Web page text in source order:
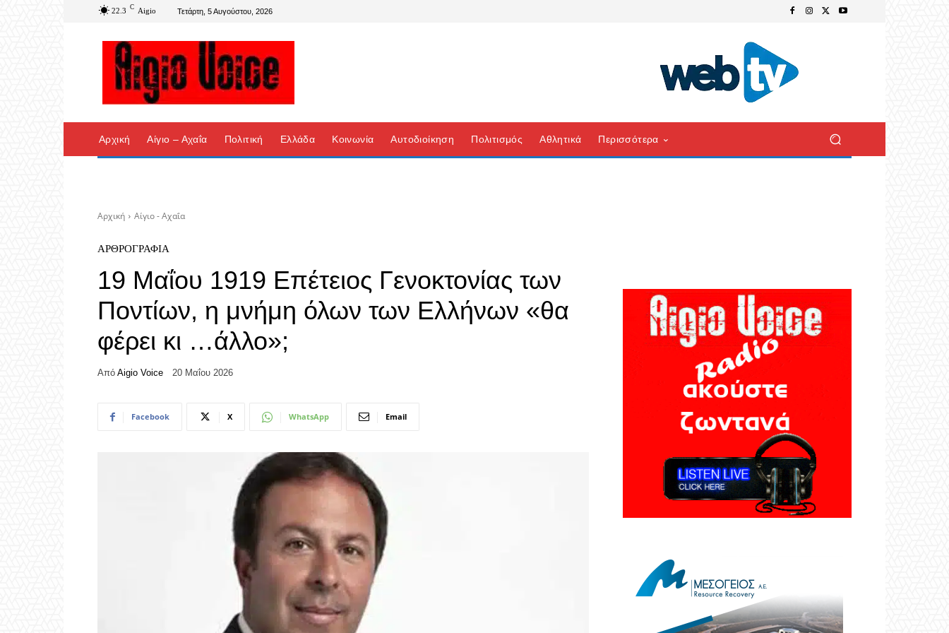
22.3 C Aigio Τετάρτη, 5 Αυγούστου, 2026
Αρχική Αίγιο – Αχαΐα Πολιτική Ελλάδα Κοινωνία Αυτοδιοίκηση Πολιτισμός Αθλητικά Περισσότερα
Αρχική Αίγιο - Αχαΐα
ΑΡΘΡΟΓΡΑΦΊΑ
19 Μαΐου 1919 Επέτειος Γενοκτονίας των
Ποντίων, η μνήμη όλων των Ελλήνων «θα
φέρει κι …άλλο»;
Από Aigio Voice 20 Μαΐου 2026
Facebook X WhatsApp Email